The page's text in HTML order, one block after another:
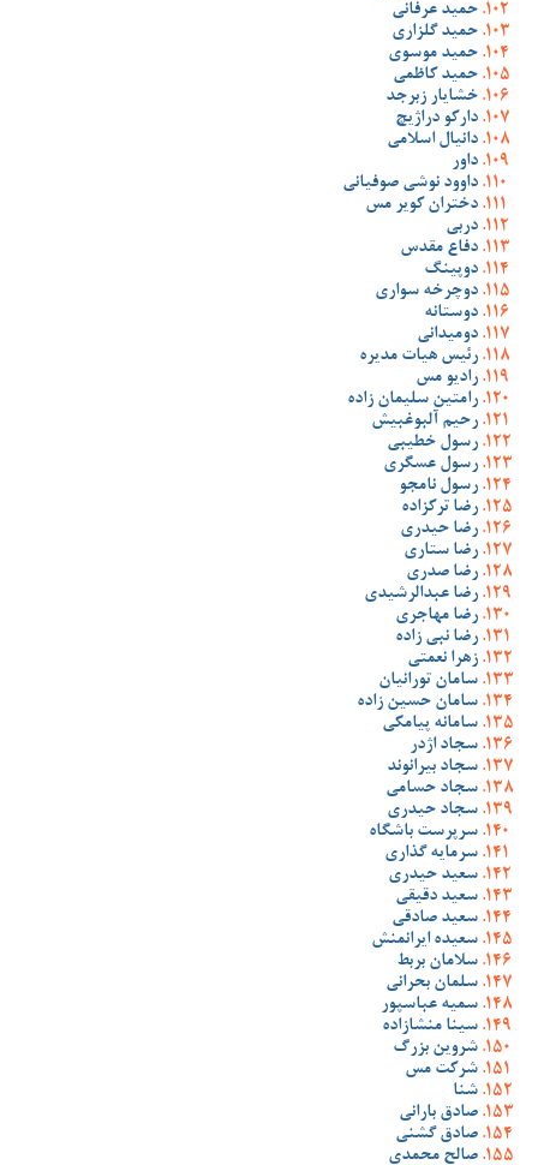
حمید عرفانی
حمید گلزاری
حمید موسوی
حمید کاظمی
خشایار زبرجد
دارکو دراژیچ
دانیال اسلامی
داور
داوود نوشی صوفیانی
دختران کویر مس
دربی
دفاع مقدس
دوپینگ
دوچرخه سواری
دوستانه
دومیدانی
رئیس هیات مدیره
رادیو مس
رامتین سلیمان زاده
رحیم آلبوغبیش
رسول خطیبی
رسول عسگری
رسول نامجو
رضا ترکزاده
رضا حیدری
رضا ستاری
رضا صدری
رضا عبدالرشیدی
رضا مهاجری
رضا نبی زاده
زهرا نعمتی
سامان تورانیان
سامان حسین زاده
سامانه پیامکی
سجاد اژدر
سجاد بیرانوند
سجاد حسامی
سجاد حیدری
سرپرست باشگاه
سرمایه گذاری
سعید حیدری
سعید دقیقی
سعید صادقی
سعیده ایرانمنش
سلامان بربط
سلمان بحرانی
سمیه عباسپور
سینا منشازاده
شروین بزرگ
شرکت مس
شنا
صادق بارانی
صادق گشنی
صالح محمدی